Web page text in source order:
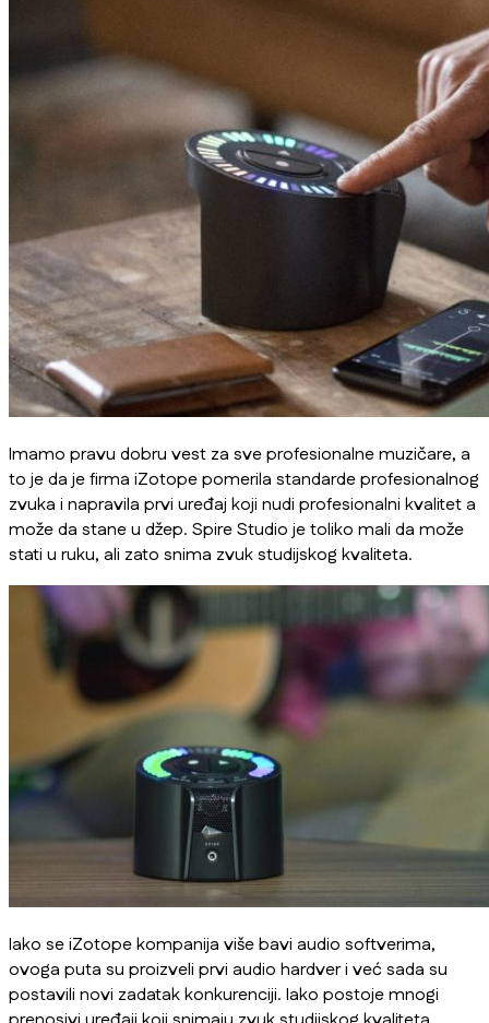
Imamo pravu dobru vest za sve profesionalne muzičare, a
to je da je firma iZotope pomerila standarde profesionalnog
zvuka i napravila prvi uređaj koji nudi profesionalni kvalitet a
može da stane u džep. Spire Studio je toliko mali da može
stati u ruku, ali zato snima zvuk studijskog kvaliteta.
Iako se iZotope kompanija više bavi audio softverima,
ovoga puta su proizveli prvi audio hardver i već sada su
postavili novi zadatak konkurenciji. Iako postoje mnogi